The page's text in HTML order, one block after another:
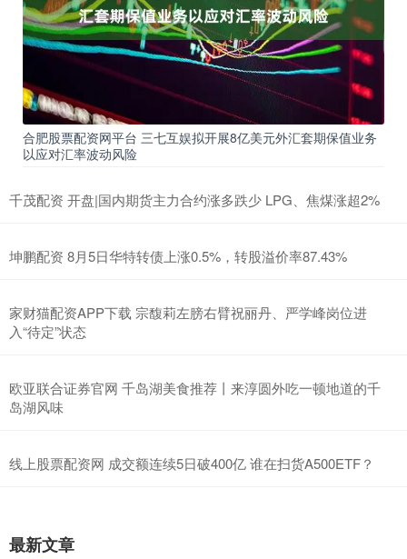
合肥股票配资网平台 三七互娱拟开展8亿美元外汇套期保值业务
以应对汇率波动风险
千茂配资 开盘|国内期货主力合约涨多跌少 LPG、焦煤涨超2%
坤鹏配资 8月5日华特转债上涨0.5%，转股溢价率87.43%
家财猫配资APP下载 宗馥莉左膀右臂祝丽丹、严学峰岗位进
入“待定”状态
欧亚联合证券官网 千岛湖美食推荐丨来淳圆外吃一顿地道的千
岛湖风味
线上股票配资网 成交额连续5日破400亿 谁在扫货A500ETF？
最新文章